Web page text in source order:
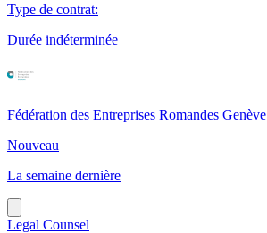
Type de contrat:
Durée indéterminée
Fédération des Entreprises Romandes Genève
Nouveau
La semaine dernière
Legal Counsel